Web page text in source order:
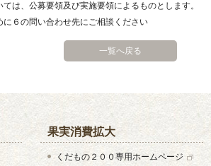
、公募要領及び実施要領によるものとします。
６の問い合わせ先にご相談ください
一覧へ戻る
果実消費拡大
くだもの２００専用ホームページ